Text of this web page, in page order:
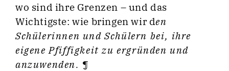
wo sind ihre Grenzen – und das
Wichtigste: wie bringen wir den
Schülerinnen und Schülern bei, ihre
eigene Pfiffigkeit zu ergründen und
anzuwenden. ¶